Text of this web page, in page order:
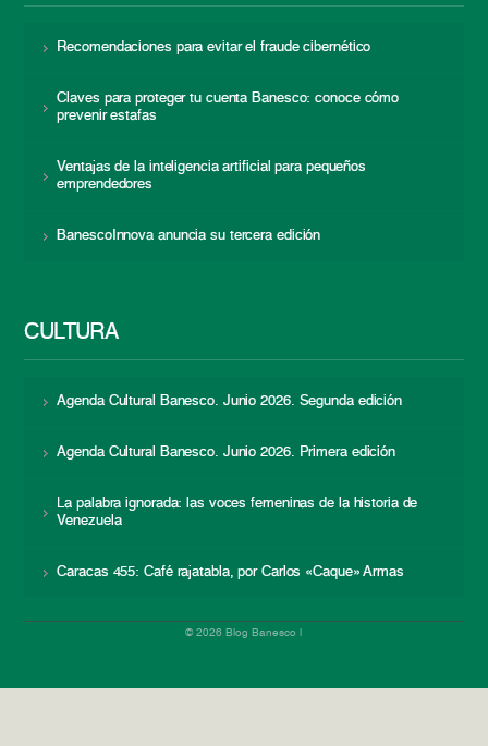
Recomendaciones para evitar el fraude cibernético
Claves para proteger tu cuenta Banesco: conoce cómo
prevenir estafas
Ventajas de la inteligencia artificial para pequeños
emprendedores
BanescoInnova anuncia su tercera edición
CULTURA
Agenda Cultural Banesco. Junio 2026. Segunda edición
Agenda Cultural Banesco. Junio 2026. Primera edición
La palabra ignorada: las voces femeninas de la historia de
Venezuela
Caracas 455: Café rajatabla, por Carlos «Caque» Armas
© 2026 Blog Banesco |